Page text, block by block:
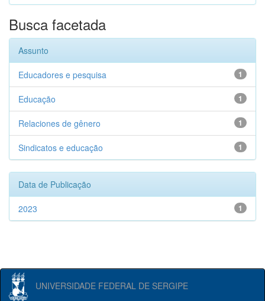
Busca facetada
Assunto
1
Educadores e pesquisa
1
Educação
1
Relaciones de gênero
1
Sindicatos e educação
Data de Publicação
1
2023
UNIVERSIDADE FEDERAL DE SERGIPE